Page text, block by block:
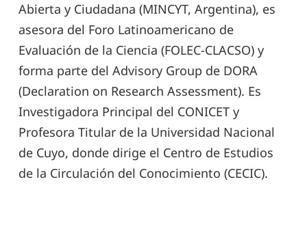
Abierta y Ciudadana (MINCYT, Argentina), es
asesora del Foro Latinoamericano de
Evaluación de la Ciencia (FOLEC-CLACSO) y
forma parte del Advisory Group de DORA
(Declaration on Research Assessment). Es
Investigadora Principal del CONICET y
Profesora Titular de la Universidad Nacional
de Cuyo, donde dirige el Centro de Estudios
de la Circulación del Conocimiento (CECIC).